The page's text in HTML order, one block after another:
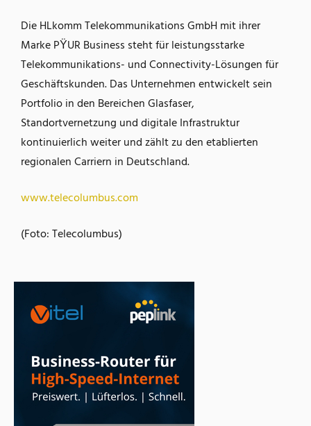
Die HLkomm Telekommunikations GmbH mit ihrer
Marke PŸUR Business steht für leistungsstarke
Telekommunikations- und Connectivity-Lösungen für
Geschäftskunden. Das Unternehmen entwickelt sein
Portfolio in den Bereichen Glasfaser,
Standortvernetzung und digitale Infrastruktur
kontinuierlich weiter und zählt zu den etablierten
regionalen Carriern in Deutschland.
www.telecolumbus.com
(Foto: Telecolumbus)